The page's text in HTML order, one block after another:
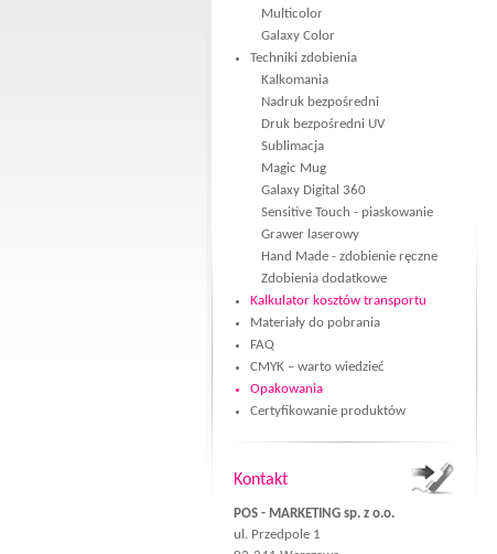
Multicolor
Galaxy Color
Techniki zdobienia
Kalkomania
Nadruk bezpośredni
Druk bezpośredni UV
Sublimacja
Magic Mug
Galaxy Digital 360
Sensitive Touch - piaskowanie
Grawer laserowy
Hand Made - zdobienie ręczne
Zdobienia dodatkowe
Kalkulator kosztów transportu
Materiały do pobrania
FAQ
CMYK – warto wiedzieć
Opakowania
Certyfikowanie produktów
Kontakt
POS - MARKETING sp. z o.o.
ul. Przedpole 1